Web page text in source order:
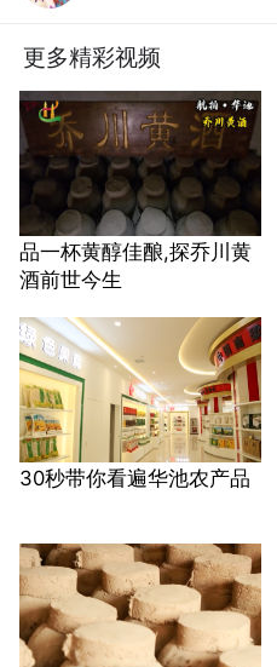
更多精彩视频
品一杯黄醇佳酿,探乔川黄
酒前世今生
30秒带你看遍华池农产品